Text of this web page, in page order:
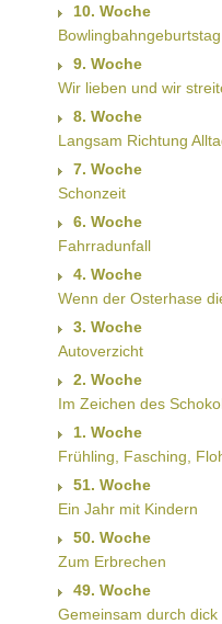
10. Woche
9. Woche
Wir lieben und wir
8. Woche
Langsam Richtung
7. Woche
Schonzeit
6. Woche
Fahrradunfall
4. Woche
Wenn der Osterhase
3. Woche
Autoverzicht
2. Woche
Im Zeichen des
1. Woche
Frühling, Fasching,
51. Woche
Ein Jahr mit Kindern
50. Woche
Zum Erbrechen
49. Woche
Gemeinsam durch dick